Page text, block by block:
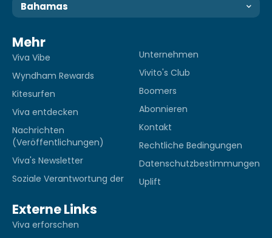
Bahamas
Mehr
Viva Vibe
Wyndham Rewards
Kitesurfen
Viva entdecken
Nachrichten
(Veröffentlichungen)
Viva's Newsletter
Soziale Verantwortung der
Unternehmen
Vivito's Club
Boomers
Abonnieren
Kontakt
Rechtliche Bedingungen
Datenschutzbestimmungen
Uplift
Externe Links
Viva erforschen